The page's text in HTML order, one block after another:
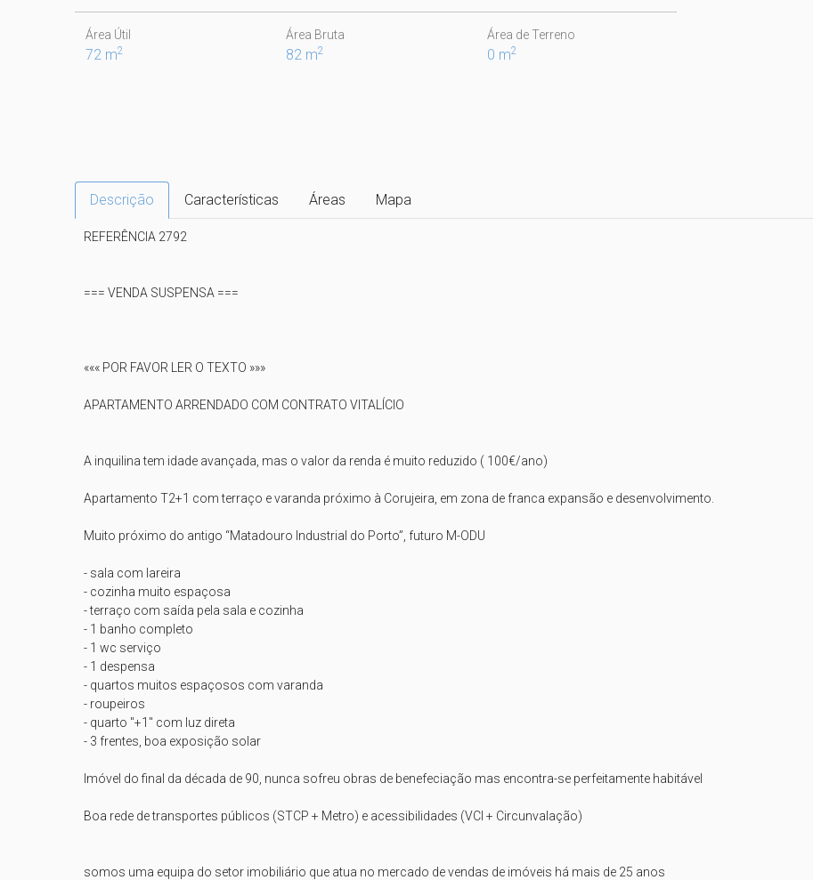
Área Útil
72 m2
Área Bruta
82 m2
Área de Terreno
0 m2
Descrição Características Áreas Mapa
REFERÊNCIA 2792
=== VENDA SUSPENSA ===
««« POR FAVOR LER O TEXTO »»»
APARTAMENTO ARRENDADO COM CONTRATO VITALÍCIO
A inquilina tem idade avançada, mas o valor da renda é muito reduzido ( 100€/ano)
Apartamento T2+1 com terraço e varanda próximo à Corujeira, em zona de franca expansão e desenvolvimento.
Muito próximo do antigo “Matadouro Industrial do Porto”, futuro M-ODU
- sala com lareira
- cozinha muito espaçosa
- terraço com saída pela sala e cozinha
- 1 banho completo
- 1 wc serviço
- 1 despensa
- quartos muitos espaçosos com varanda
- roupeiros
- quarto "+1" com luz direta
- 3 frentes, boa exposição solar
Imóvel do final da década de 90, nunca sofreu obras de benefeciação mas encontra-se perfeitamente habitável
Boa rede de transportes públicos (STCP + Metro) e acessibilidades (VCI + Circunvalação)
somos uma equipa do setor imobiliário que atua no mercado de vendas de imóveis há mais de 25 anos